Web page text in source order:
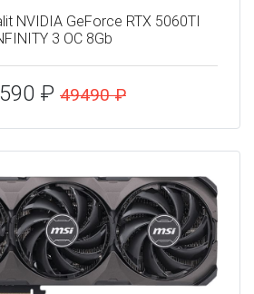
NVIDIA GeForce RTX 5060TI
3 OC 8Gb
₽ 49490 ₽